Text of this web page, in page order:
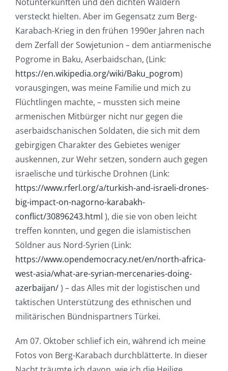
versteckt hielten. Aber im Gegensatz zum Berg-
Karabach-Krieg in den frühen 1990er Jahren nach
dem Zerfall der Sowjetunion – dem antiarmenische
Pogrome in Baku, Aserbaidschan, (Link:
https://en.wikipedia.org/wiki/Baku_pogrom)
vorausgingen, was meine Familie und mich zu
Flüchtlingen machte, – mussten sich meine
armenischen Mitbürger nicht nur gegen die
aserbaidschanischen Soldaten, die sich mit dem
gebirgigen Charakter des Gebietes weniger
auskennen, zur Wehr setzen, sondern auch gegen
israelische und türkische Drohnen (Link:
https://www.rferl.org/a/turkish-and-israeli-drones-
big-impact-on-nagorno-karabakh-
conflict/30896243.html ), die sie von oben leicht
treffen konnten, und gegen die islamistischen
Söldner aus Nord-Syrien (Link:
https://www.opendemocracy.net/en/north-africa-
west-asia/what-are-syrian-mercenaries-doing-
azerbaijan/) – das Alles mit der logistischen und
taktischen Unterstützung des ethnischen und
militärischen Bündnispartners Türkei.
Am 07. Oktober schlief ich ein, während ich meine
Fotos von Berg-Karabach durchblätterte. In dieser